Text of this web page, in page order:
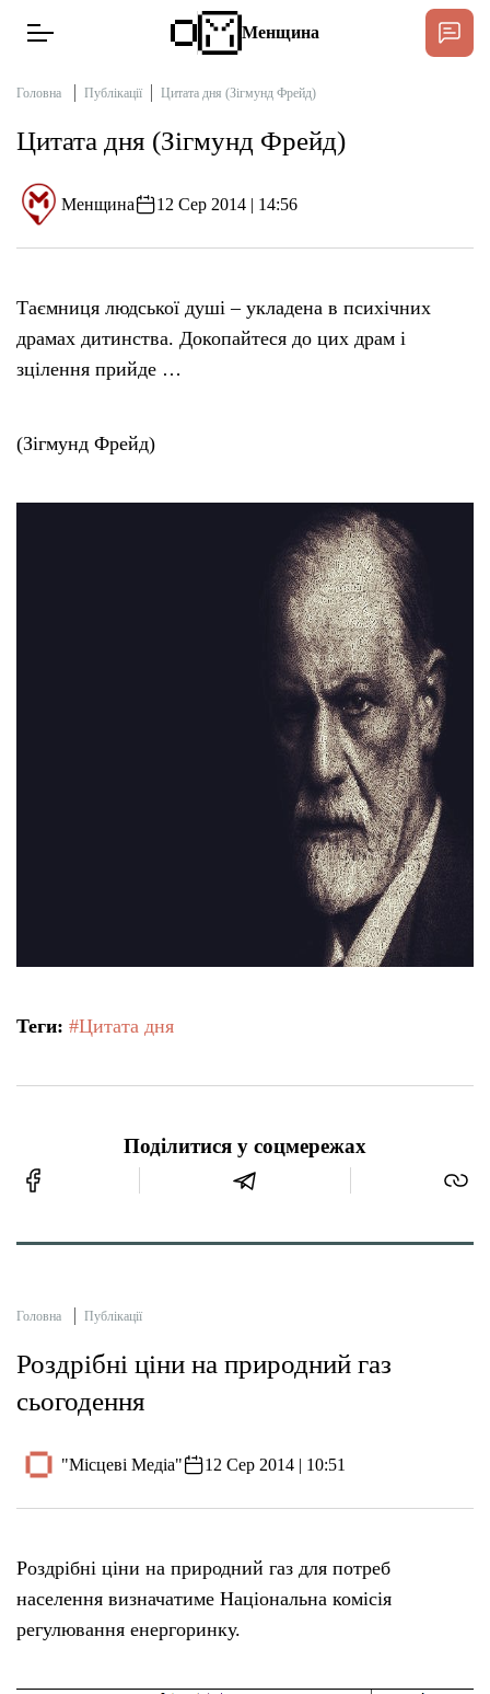
Менщина
Головна Публікації Цитата дня (Зігмунд Фрейд)
Цитата дня (Зігмунд Фрейд)
Менщина 12 Сер 2014 | 14:56
Таємниця людської душі – укладена в психічних
драмах дитинства. Докопайтеся до цих драм і
зцілення прийде …
(Зігмунд Фрейд)
Теги: #Цитата дня
Поділитися у соцмережах
Головна Публікації
Роздрібні ціни на природний газ
сьогодення
"Місцеві Медіа" 12 Сер 2014 | 10:51
Роздрібні ціни на природний газ для потреб
населення визначатиме Національна комісія
регулювання енергоринку.